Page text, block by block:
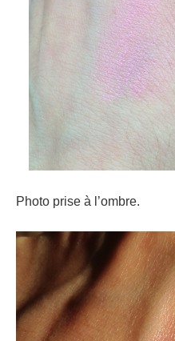
Photo prise à l’ombre.